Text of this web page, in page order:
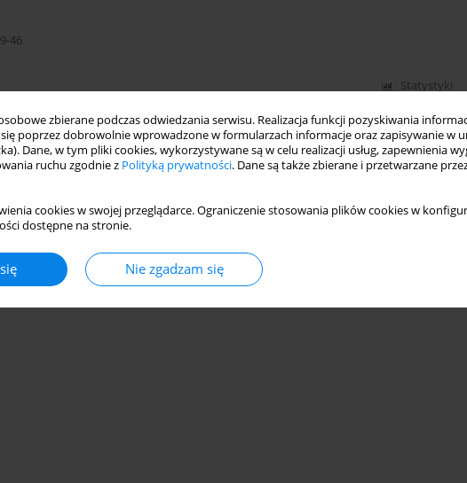
zbierane podczas odwiedzania serwisu. Realizacja funkcji pozyskiwania
poprzez dobrowolnie wprowadzone w formularzach informacje oraz zapisywanie w
Dane, w tym pliki cookies, wykorzystywane są w celu realizacji usług, zapewnienia
ruchu zgodnie z Polityką prywatności. Dane są także zbierane i przetwarzane
cookies w swojej przeglądarce. Ograniczenie stosowania plików cookies w
dostępne na stronie.
Nie zgadzam się
46
Statystyki